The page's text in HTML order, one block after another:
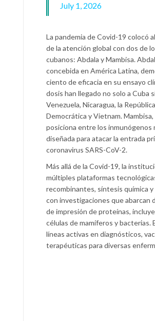
July 1, 2026
La pandemia de Covid-19 colocó
de la atención global con dos de
cubanos: Abdala y Mambisa.
concebida en América Latina,
ciento de eficacia en su ensayo
dosis han llegado no solo a Cuba
Venezuela, Nicaragua, la
Democrática y Vietnam.
posiciona entre los inmunógenos
diseñada para atacar la entrada
coronavirus SARS-CoV-2.
Más allá de la Covid-19, la
múltiples plataformas
recombinantes, síntesis química
con investigaciones que abarcan
de impresión de proteínas,
células de mamíferos y bacterias.
líneas activas en diagnósticos,
terapéuticas para diversas